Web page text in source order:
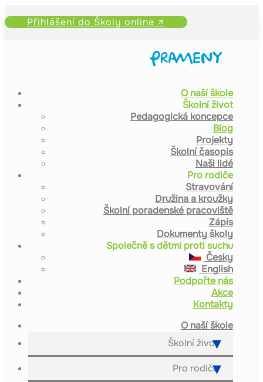
Přihlášení do Školy online ↗
O naší škole
Školní život
Pedagogická koncepce
Blog
Projekty
Školní časopis
Naši lidé
Pro rodiče
Stravování
Družina a kroužky
Školní poradenské pracoviště
Zápis
Dokumenty školy
Společně s dětmi proti suchu
Česky
English
Podpořte nás
Akce
Kontakty
O naší škole
Školní život
Pro rodiče